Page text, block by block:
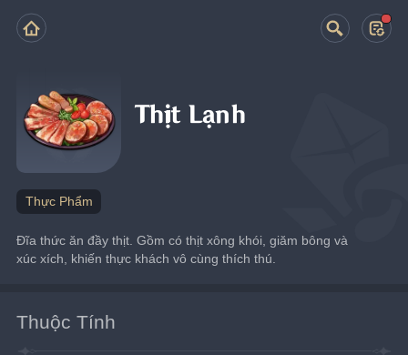
Thịt Lạnh
Thực Phẩm
Đĩa thức ăn đầy thịt. Gồm có thịt xông khói, giăm bông và
xúc xích, khiến thực khách vô cùng thích thú.
Thuộc Tính